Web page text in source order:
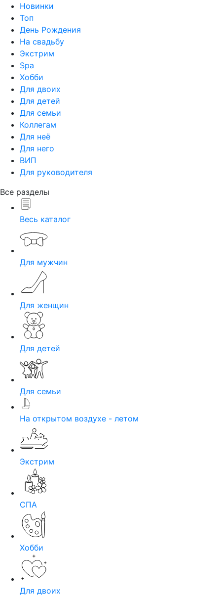
Новинки
Топ
День Рождения
На свадьбу
Экстрим
Spa
Хобби
Для двоих
Для детей
Для семьи
Коллегам
Для неё
Для него
ВИП
Для руководителя
Все разделы
Весь каталог
Для мужчин
Для женщин
Для детей
Для семьи
На открытом воздухе - летом
Экстрим
СПА
Хобби
Для двоих